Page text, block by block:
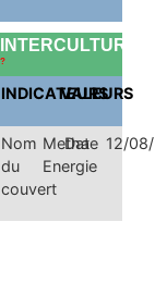
INTERCULTURES
?
INDICATEURS
VALEURS
Nom
du
couvert
Metha
Energie
Date 12/